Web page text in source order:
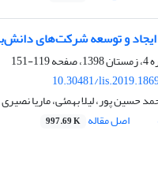
و توسعه شرکت‌های
119-151
10.30481/
حسین پور، لیلا بهمئی، ماریا نصیری
اصل مقاله 997.69 K